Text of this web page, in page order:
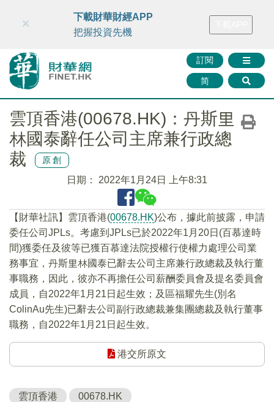
財華智庫網 FINTV FINMETA 財華證券 媒體矩陣
訂閱
简
×
下載財華財經APP
把握投資先機
雲頂香港(00678.HK)：丹斯里
林國泰辭任公司主席兼行政總
裁
原創
日期： 2022年1月24日 上午8:31
【財華社訊】雲頂香港(00678.HK)公布，據此前披露，申請
委任公司JPLs。考慮到JPLs已於2022年1月20日(百慕達時
間)獲委任及彼等已獲百慕達法院授權行使權力處理公司業
務事宜，丹斯里林國泰已辭去公司主席兼行政總裁及執行董
事職務，因此，彼亦不再擔任公司薪酬委員會及提名委員會
成員，自2022年1月21日起生效；及區福耀先生(別名
ColinAu先生)已辭去公司副行政總裁兼集團總裁及執行董事
職務，自2022年1月21日起生效。
港交所原文
雲頂香港 00678.HK